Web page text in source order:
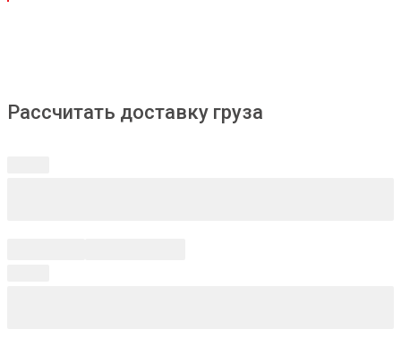
Рассчитать доставку груза